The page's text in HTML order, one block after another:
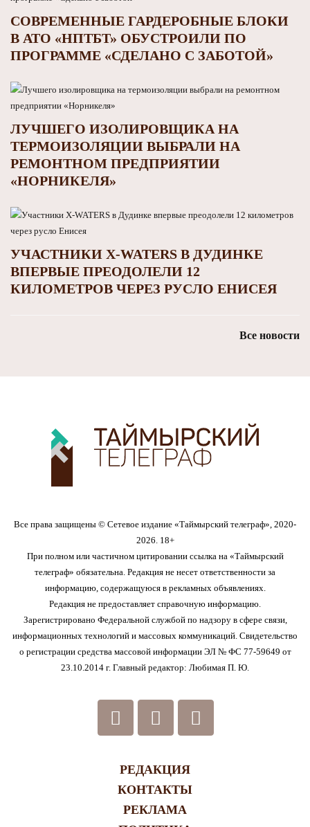
СОВРЕМЕННЫЕ ГАРДЕРОБНЫЕ БЛОКИ
В АТО «НПТБТ» ОБУСТРОИЛИ ПО
ПРОГРАММЕ «СДЕЛАНО С ЗАБОТОЙ»
ЛУЧШЕГО ИЗОЛИРОВЩИКА НА
ТЕРМОИЗОЛЯЦИИ ВЫБРАЛИ НА
РЕМОНТНОМ ПРЕДПРИЯТИИ
«НОРНИКЕЛЯ»
УЧАСТНИКИ X-WATERS В ДУДИНКЕ
ВПЕРВЫЕ ПРЕОДОЛЕЛИ 12
КИЛОМЕТРОВ ЧЕРЕЗ РУСЛО ЕНИСЕЯ
Все новости
Все права защищены © Сетевое издание «Таймырский телеграф», 2020-
2026. 18+
При полном или частичном цитировании ссылка на «Таймырский
телеграф» обязательна. Редакция не несет ответственности за
информацию, содержащуюся в рекламных объявлениях.
Редакция не предоставляет справочную информацию.
Зарегистрировано Федеральной службой по надзору в сфере связи,
информационных технологий и массовых коммуникаций. Свидетельство
о регистрации средства массовой информации ЭЛ № ФС 77-59649 от
23.10.2014 г. Главный редактор: Любимая П. Ю.
РЕДАКЦИЯ
КОНТАКТЫ
РЕКЛАМА